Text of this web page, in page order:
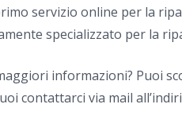
servizio online per la
specializzato per la
informazioni? Puoi
contattarci via mail